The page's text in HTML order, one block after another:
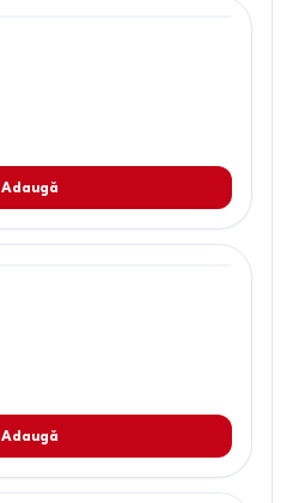
Adaugă
Adaugă